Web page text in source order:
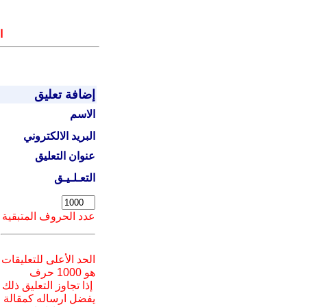
إضافة تعليق
الاسم
البريد الالكتروني
عنوان التعليق
التعـلـيـق
عدد الحروف المتبقية
الحد الأعلى للتعليقات
هو 1000 حرف
إذا تجاوز التعليق ذلك
يفضل ارساله كمقالة